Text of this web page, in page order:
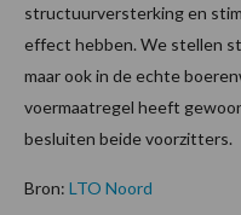
structuurversterking en
effect hebben. We stellen
maar ook in de echte
voermaatregel heeft
besluiten beide voorzitters.
Bron: LTO Noord